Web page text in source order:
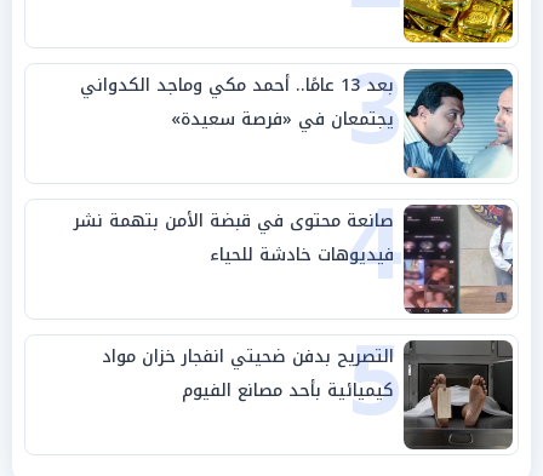
3 بعد 13 عامًا.. أحمد مكي وماجد الكدواني
يجتمعان في «فرصة سعيدة»
4
صانعة محتوى في قبضة الأمن بتهمة نشر
فيديوهات خادشة للحياء
5
التصريح بدفن ضحيتي انفجار خزان مواد
كيميائية بأحد مصانع الفيوم